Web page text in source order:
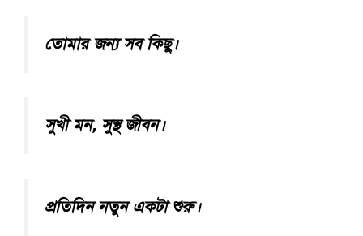
তোমার জন্য সব কিছু।
সুখী মন, সুস্থ জীবন।
প্রতিদিন নতুন একটা শুরু।